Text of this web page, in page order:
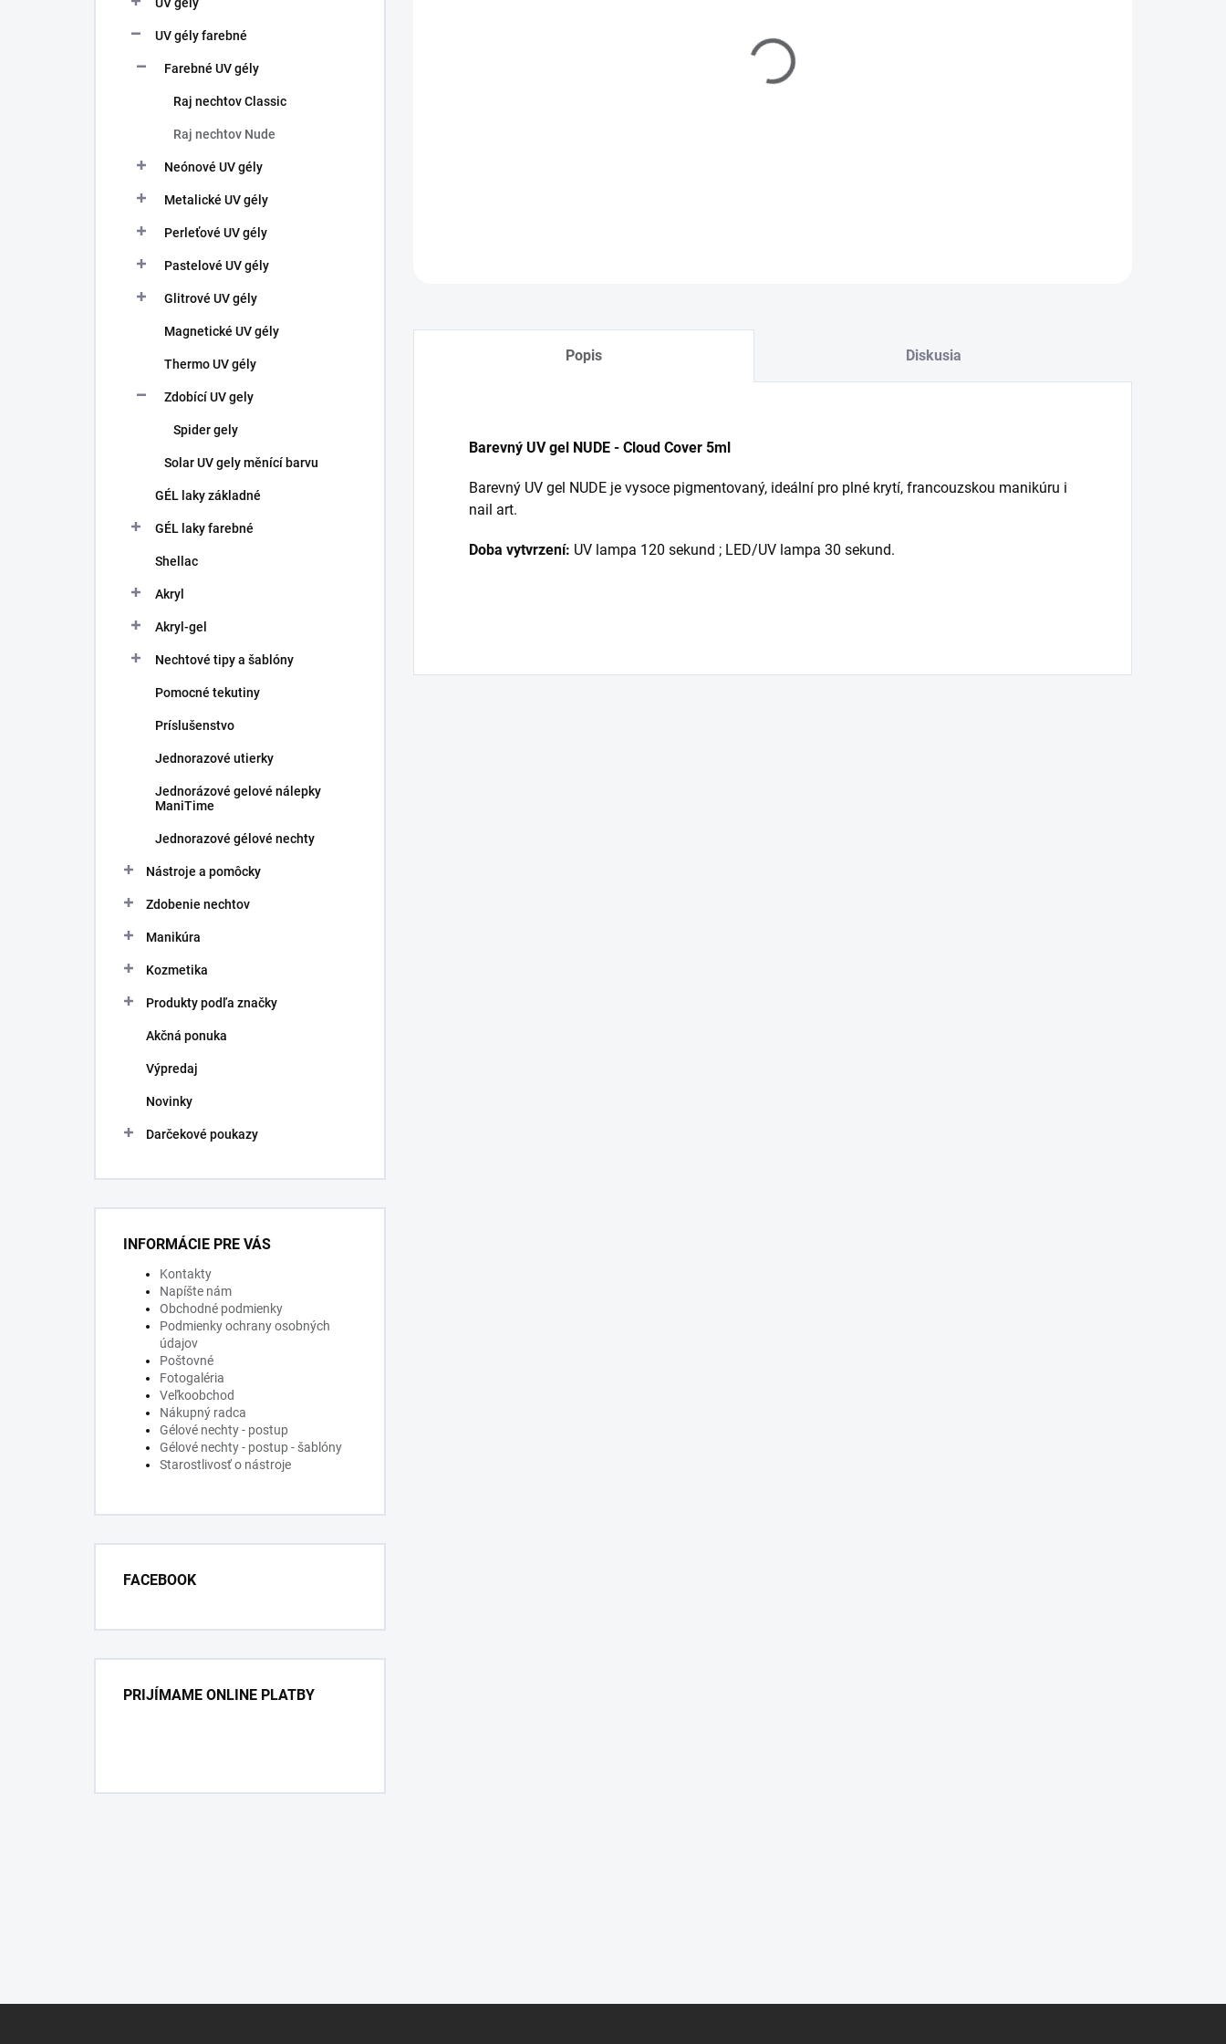
UV gély farebné
Farebné UV gély
Raj nechtov Classic
Raj nechtov Nude
Neónové UV gély
Metalické UV gély
Perleťové UV gély
Pastelové UV gély
Glitrové UV gély
Magnetické UV gély
Thermo UV gély
Zdobící UV gely
Spider gely
Solar UV gely měnící barvu
GÉL laky základné
GÉL laky farebné
Shellac
Akryl
Akryl-gel
Nechtové tipy a šablóny
Pomocné tekutiny
Príslušenstvo
Jednorazové utierky
Jednorázové gelové nálepky
ManiTime
Jednorazové gélové nechty
Nástroje a pomôcky
Zdobenie nechtov
Manikúra
Kozmetika
Produkty podľa značky
Akčná ponuka
Výpredaj
Novinky
Darčekové poukazy
INFORMÁCIE PRE VÁS
Kontakty
Napíšte nám
Obchodné podmienky
Podmienky ochrany osobných
údajov
Poštovné
Fotogaléria
Veľkoobchod
Nákupný radca
Gélové nechty - postup
Gélové nechty - postup - šablóny
Starostlivosť o nástroje
FACEBOOK
PRIJÍMAME ONLINE PLATBY
Popis Diskusia
Barevný UV gel NUDE - Cloud Cover 5ml
Barevný UV gel NUDE je vysoce pigmentovaný, ideální pro plné krytí, francouzskou manikúru i
nail art.
Doba vytvrzení: UV lampa 120 sekund ; LED/UV lampa 30 sekund.